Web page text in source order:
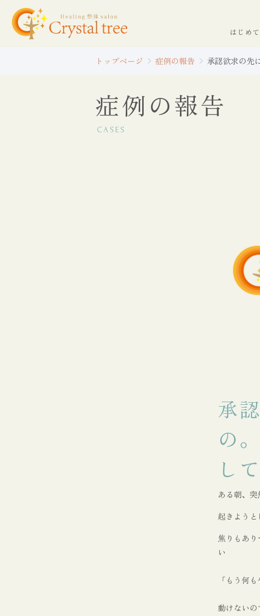
はじめ
トップページ 症例の報告 承認欲求の先
症例の報告
CASES
承
の
し
ある朝、突
起きようと
焦りもあ
い
「もう何
動けないの